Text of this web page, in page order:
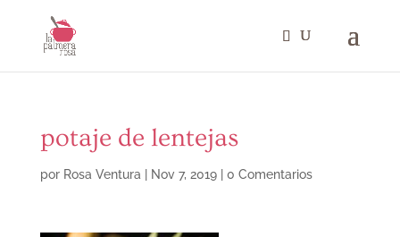
potaje de lentejas
por Rosa Ventura Nov 7, 2019| 0 Comentarios